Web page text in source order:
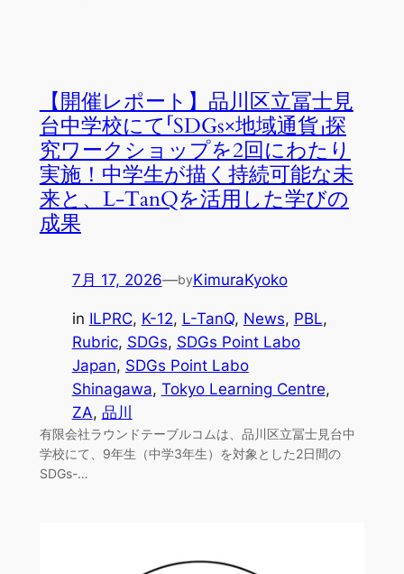
【開催レポート】品川区立冨士見
台中学校にて「SDGs×地域通貨」探
究ワークショップを2回にわたり
実施！中学生が描く持続可能な未
来と、L-TanQを活用した学びの
成果
7月 17, 2026—byKimuraKyoko
in ILPRC, K-12, L-TanQ, News, PBL
Rubric, SDGs, SDGs Point Labo
Japan, SDGs Point Labo
Shinagawa, Tokyo Learning Centre
ZA, 品川
有限会社ラウンドテーブルコムは、品川区立冨士見台中
学校にて、9年生（中学3年生）を対象とした2日間の
SDGs-…